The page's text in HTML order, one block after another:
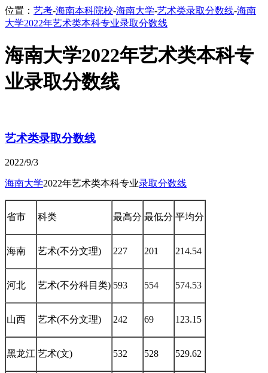
位置： 艺考-海南本科院校-海南大学-艺术类录取分数线-海南
大学2022年艺术类本科专业录取分数线
海南大学2022年艺术类本科专
业录取分数线
艺术类录取分数线
2022/9/3
海南大学2022年艺术类本科专业录取分数线
省市 科类 最高分 最低分 平均分
海南 艺术(不分文理) 227 201 214.54
河北 艺术(不分科目类) 593 554 574.53
山西 艺术(不分文理) 242 69 123.15
黑龙江 艺术(文) 532 528 529.62